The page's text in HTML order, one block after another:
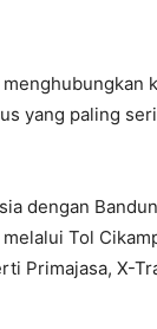
yang paling
dengan
Tol
Primajasa, X-